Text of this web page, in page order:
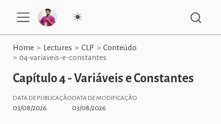
Home Lectures CLP
Conteúdo
04-variaveis-e-constantes
Capítulo 4 - Variáveis e Constantes
DATA DE PUBLICAÇÃO
03/08/2026
DATA DE MODIFICAÇÃO
03/08/2026